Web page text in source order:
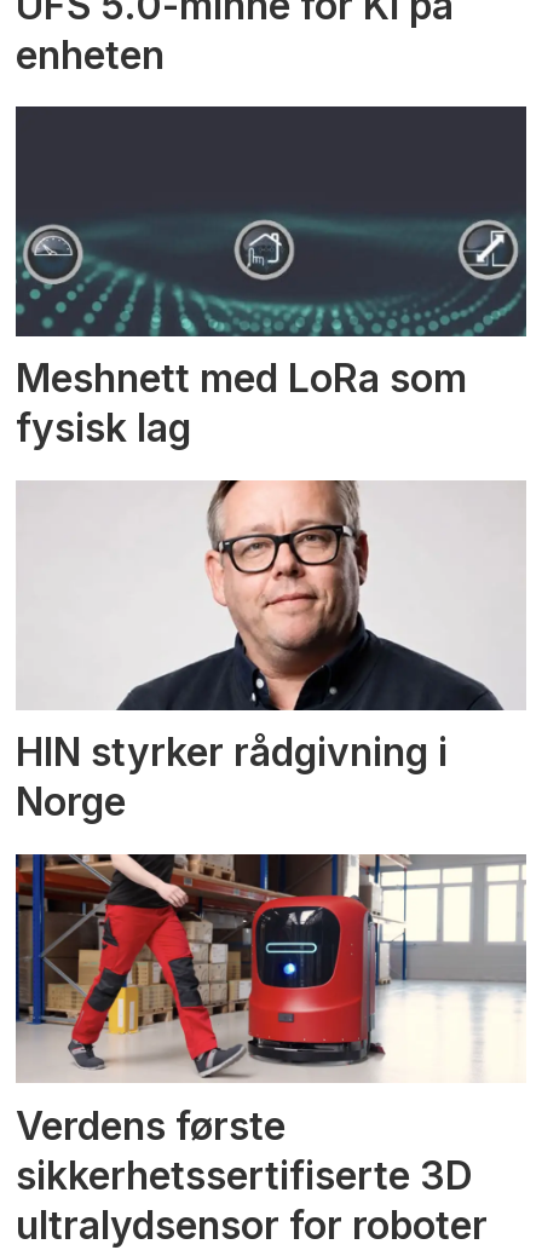
enheten
Meshnett med LoRa som
fysisk lag
HIN styrker rådgivning i
Norge
Verdens første
sikkerhetssertifiserte 3D
ultralydsensor for roboter